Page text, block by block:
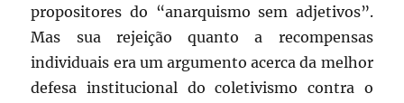
propositores do “anarquismo sem adjetivos”.
Mas sua rejeição quanto a recompensas
individuais era um argumento acerca da melhor
defesa institucional do coletivismo contra o